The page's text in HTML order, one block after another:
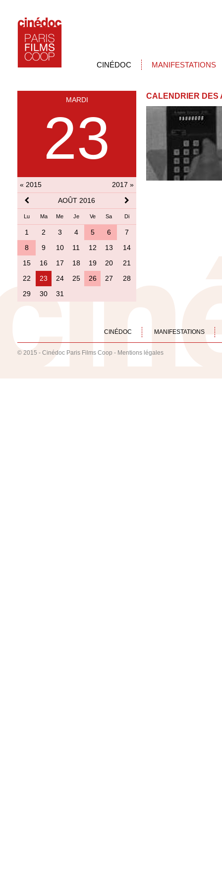
CINÉDOC MANIFESTATIONS
MARDI
23
« 2015
2017 »
AOÛT 2016
Lu Ma Me Je Ve Sa Di
1 2 3 4 5 6
7
8
9 10 11 12 13
14
15
16 17 18 19 20
21
22
23 24 25 26 27
28
29
30 31
CALENDRIER DES
CINÉDOC MANIFESTATIONS
© 2015 - Cinédoc Paris Films Coop - Mentions légales